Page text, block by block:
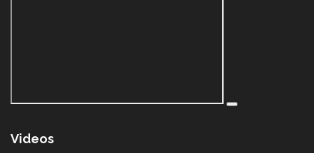
Videos